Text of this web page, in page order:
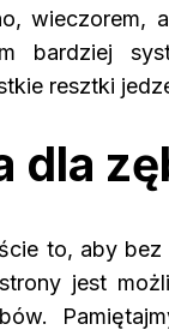
bardziej
resztki
dla
to, aby
jest